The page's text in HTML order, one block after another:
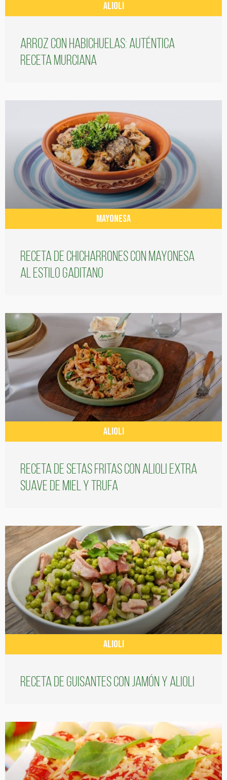
ALIOLI
Arroz con habichuelas: auténtica
receta murciana
MAYONESA
Receta de chicharrones con mayonesa
al estilo gaditano
ALIOLI
Receta de setas fritas con alioli extra
suave de miel y trufa
ALIOLI
Receta de guisantes con jamón y alioli